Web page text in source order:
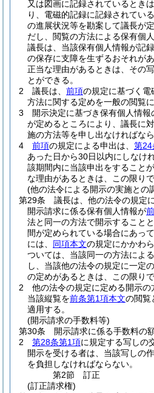
又は図画に記録されているとき
り、電磁的記録に記録されてい
の進展状況等を勘案して議長が
だし、閲覧の方法による保有個
議長は、当該保有個人情報が記
の保存に支障を生ずるおそれが
正当な理由があるときは、その
とができる。
2
議長は、 前項の規定に基づく電
方法に関する定めを一般の閲覧
3
開示決定に基づき保有個人情
が定めるところにより、議長に
施の方法等を申し出なければなら
4
前項の規定による申出は、 第24
あった日から30日以内にしなけ
該期間内に当該申出をすること
な理由があるときは、この限りで
(他の法令による開示の実施との
第29条
議長は、他の法令の規定
開示請求に係る保有個人情報が
法と同一の方法で開示すること
間が定められている場合にあっ
には、 同項本文の規定にかかわ
ついては、当該同一の方法によ
し、当該他の法令の規定に一定
の定めがあるときは、この限りで
2
他の法令の規定に定める開示の
当該縦覧を前条第1項本文の閲覧
適用する。
(開示請求の手数料等)
第30条
開示請求に係る手数料の
2
第28条第1項に規定する写しの
開示を受ける者は、当該写しの
を負担しなければならない。
第2節
訂正
(訂正請求権)